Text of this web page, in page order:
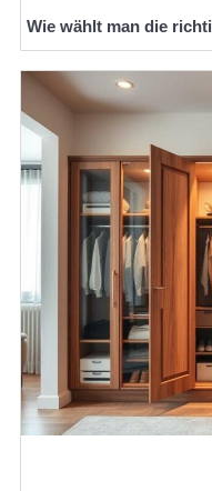
Wie wählt man die